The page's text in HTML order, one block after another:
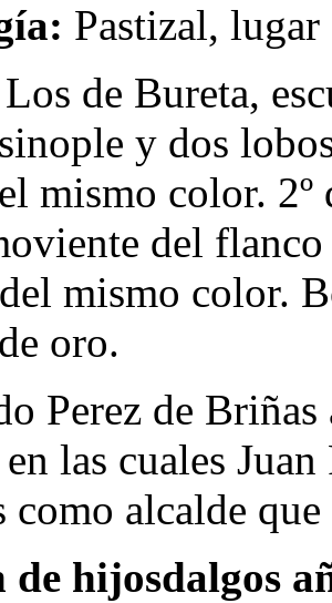
Pastizal,
Los de Bureta,
y dos
mismo color.
del
mismo color.
oro.
Perez de Briñas
las cuales
alcalde que
de hijosdalgos